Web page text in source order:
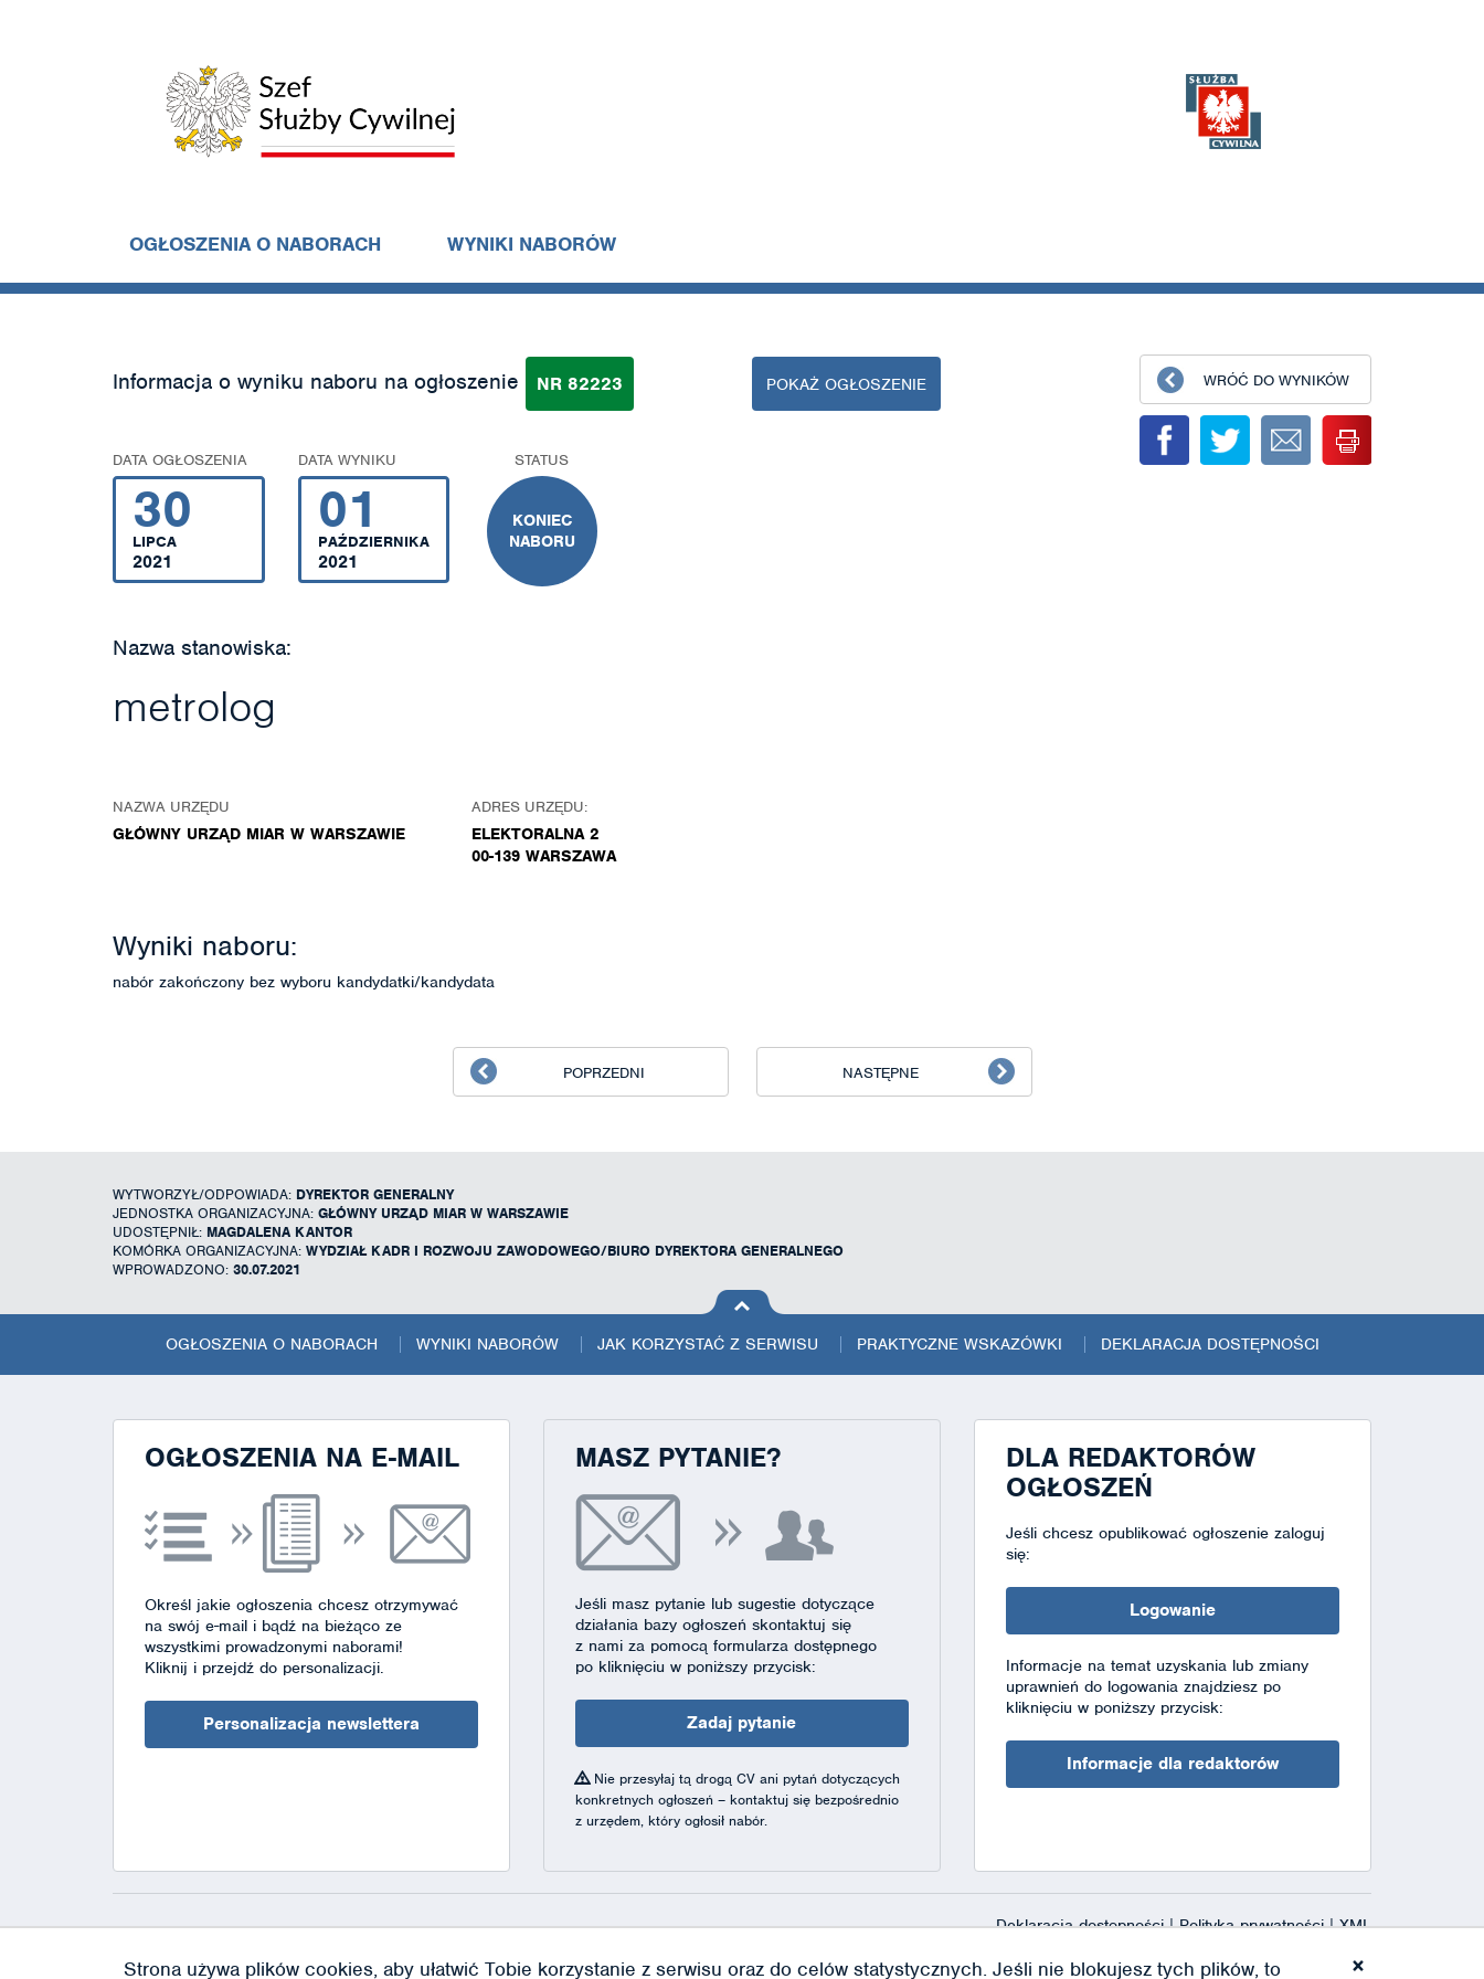
OGŁOSZENIA O NABORACH WYNIKI NABORÓW
Informacja o wyniku naboru na ogłoszenie NR 82223 POKAŻ OGŁOSZENIE
DATA OGŁOSZENIA
30
LIPCA
2021
DATA WYNIKU
01
PAŹDZIERNIKA
2021
STATUS
KONIEC
NABORU
Nazwa stanowiska:
metrolog
NAZWA URZĘDU
GŁÓWNY URZĄD MIAR W WARSZAWIE
ADRES URZĘDU:
ELEKTORALNA 2
00-139 WARSZAWA
Wyniki naboru:
nabór zakończony bez wyboru kandydatki/kandydata
WRÓĆ DO WYNIKÓW
POPRZEDNI NASTĘPNE
WYTWORZYŁ/ODPOWIADA: DYREKTOR GENERALNY
JEDNOSTKA ORGANIZACYJNA: GŁÓWNY URZĄD MIAR W WARSZAWIE
UDOSTĘPNIŁ: MAGDALENA KANTOR
KOMÓRKA ORGANIZACYJNA: WYDZIAŁ KADR I ROZWOJU ZAWODOWEGO/BIURO DYREKTORA GENERALNEGO
WPROWADZONO: 30.07.2021
na górę
strony
OGŁOSZENIA O NABORACH WYNIKI NABORÓW JAK KORZYSTAĆ Z SERWISU PRAKTYCZNE WSKAZÓWKI DEKLARACJA DOSTĘPNOŚCI
OGŁOSZENIA NA E-MAIL
Określ jakie ogłoszenia chcesz otrzymywać
na swój e-mail i bądź na bieżąco ze
wszystkimi prowadzonymi naborami!
Kliknij i przejdź do personalizacji.
Personalizacja newslettera
MASZ PYTANIE?
Jeśli masz pytanie lub sugestie dotyczące
działania bazy ogłoszeń skontaktuj się
z nami za pomocą formularza dostępnego
po kliknięciu w poniższy przycisk:
Zadaj pytanie
Nie przesyłaj tą drogą CV ani pytań dotyczących
konkretnych ogłoszeń – kontaktuj się bezpośrednio
z urzędem, który ogłosił nabór.
DLA REDAKTORÓW
OGŁOSZEŃ
Jeśli chcesz opublikować ogłoszenie zaloguj
się:
Logowanie
Informacje na temat uzyskania lub zmiany
uprawnień do logowania znajdziesz po
kliknięciu w poniższy przycisk:
Informacje dla redaktorów
Deklaracja dostępności|Polityka prywatności|XML
Strona używa plików cookies, aby ułatwić Tobie korzystanie z serwisu oraz do celów statystycznych. Jeśli nie blokujesz tych plików, to ×